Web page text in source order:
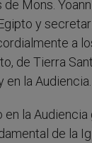
de Mons.
y
a
de Tierra
la Audiencia.
en la Audiencia
de la